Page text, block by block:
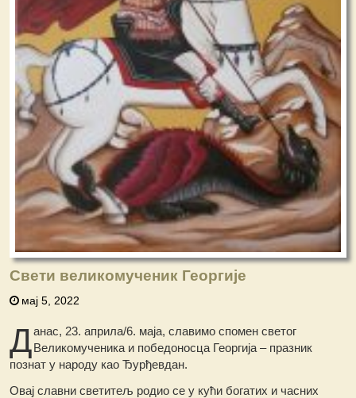
Свети великомученик Георгије
мај 5, 2022
Данас, 23. априла/6. маја, славимо спомен светог
Великомученика и победоносца Георгија – празник
познат у народу као Ђурђевдан.
Овај славни светитељ родио се у кући богатих и часних